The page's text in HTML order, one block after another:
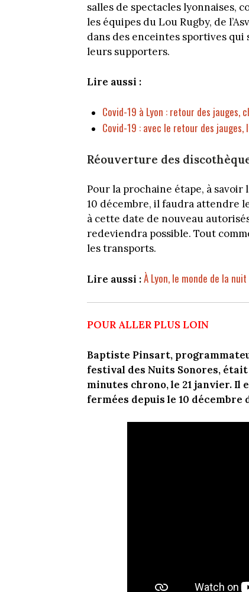
salles de spectacles lyonnaises,
les équipes du Lou Rugby, de
dans des enceintes sportives qui
leurs supporters.
Lire aussi :
Covid-19 à Lyon : retour des jauges,
Covid-19 : avec le retour des jauges,
Réouverture des
Pour la prochaine étape, à
10 décembre, il faudra attendre
à cette date de nouveau
redeviendra possible. Tout
les transports.
Lire aussi :À Lyon, le monde de la
POUR ALLER PLUS LOIN
Baptiste Pinsart,
festival des Nuits Sonores,
minutes chrono, le 21 janvier.
fermées depuis le 10